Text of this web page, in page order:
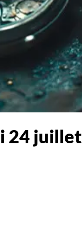
24 juillet